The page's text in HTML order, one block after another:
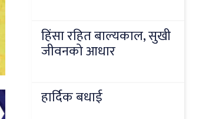
हिंसा रहित बाल्यकाल, सुखी
जीवनको आधार
हार्दिक बधाई